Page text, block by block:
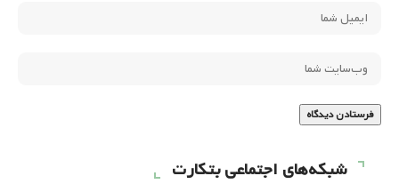
شبکه‌های اجتماعی بتکارت